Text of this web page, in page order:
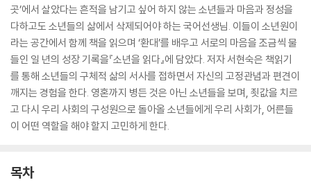
곳’에서 살았다는 흔적을 남기고 싶어 하지 않는 소년들과 마음과 정성을
다하고도 소년들의 삶에서 삭제되어야 하는 국어선생님. 이들이 소년원이
라는 공간에서 함께 책을 읽으며 ‘환대’를 배우고 서로의 마음을 조금씩 물
들인 일 년의 성장 기록을『소년을 읽다』에 담았다. 저자 서현숙은 책읽기
를 통해 소년들의 구체적 삶의 서사를 접하면서 자신의 고정관념과 편견이
깨지는 경험을 한다. 영혼까지 병든 것은 아닌 소년들을 보며, 죗값을 치르
고 다시 우리 사회의 구성원으로 돌아올 소년들에게 우리 사회가, 어른들
이 어떤 역할을 해야 할지 고민하게 한다.
목차